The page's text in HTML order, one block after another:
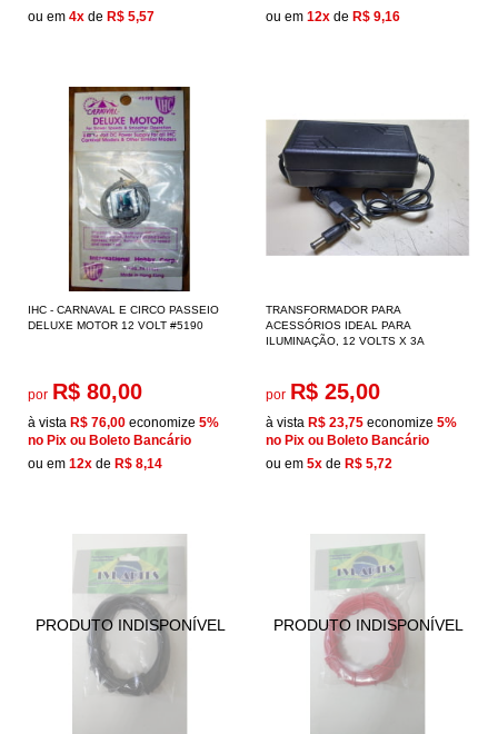
ou em 4x de R$ 5,57
ou em 12x de R$ 9,16
IHC - CARNAVAL E CIRCO PASSEIO
DELUXE MOTOR 12 VOLT #5190
por R$ 80,00
à vista R$ 76,00 economize 5%
no Pix ou Boleto Bancário
ou em 12x de R$ 8,14
TRANSFORMADOR PARA
ACESSÓRIOS IDEAL PARA
ILUMINAÇÃO, 12 VOLTS X 3A
por R$ 25,00
à vista R$ 23,75 economize 5%
no Pix ou Boleto Bancário
ou em 5x de R$ 5,72